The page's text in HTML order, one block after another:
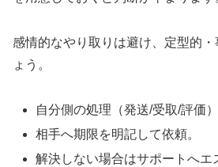
感情的なやり取りは避け、定型的
ょう。
自分側の処理（発送/受取/評価
相手へ期限を明記して依頼。
解決しない場合はサポートへエ